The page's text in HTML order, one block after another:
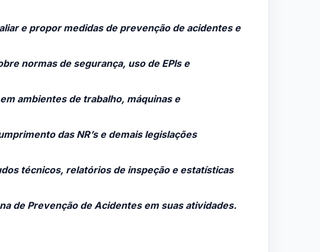
e propor medidas de prevenção de acidentes e
normas de segurança, uso de EPIs e
ambientes de trabalho, máquinas e
das NR’s e demais legislações
técnicos, relatórios de inspeção e estatísticas
de Prevenção de Acidentes em suas atividades.